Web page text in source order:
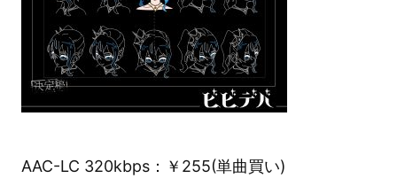
AAC-LC 320kbps：￥255(単曲買い)